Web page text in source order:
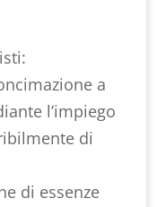
a
l’impiego
di
di essenze